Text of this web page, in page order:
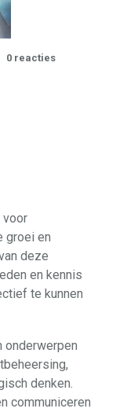
0 reacties
voor
groei en
deze
en kennis
te kunnen
onderwerpen
denken.
communiceren